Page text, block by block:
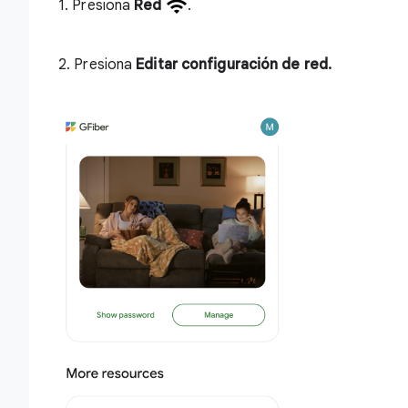
1. Presiona Red .
2. Presiona Editar configuración de red.